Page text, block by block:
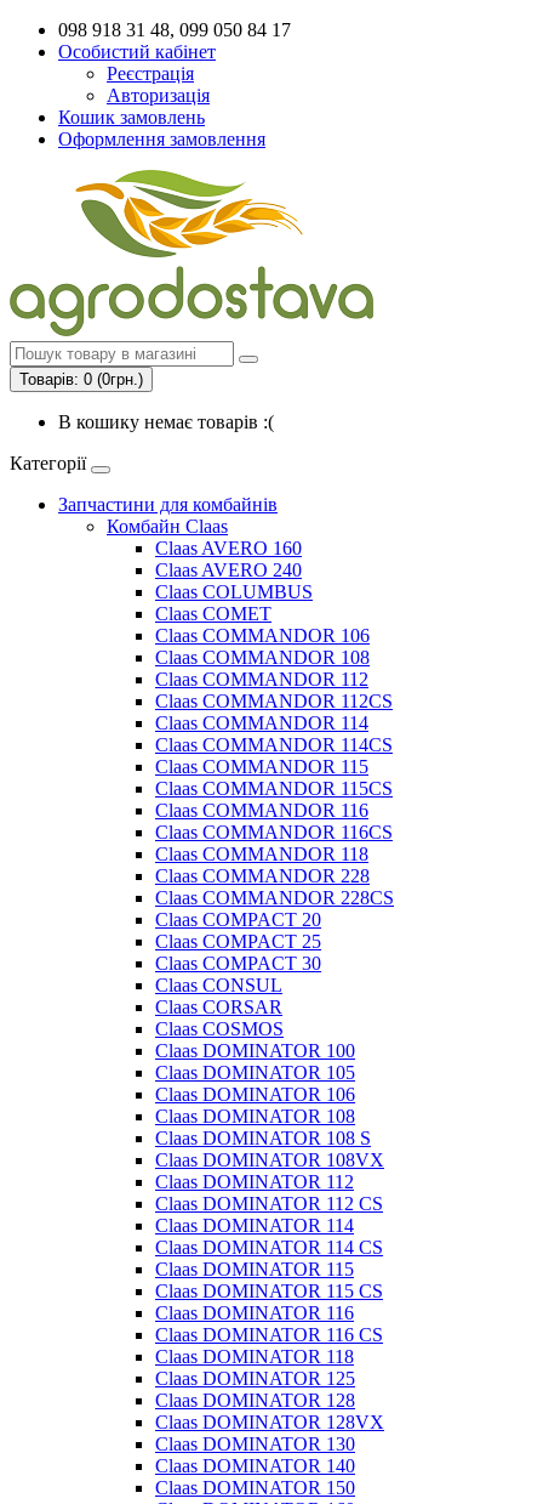
098 918 31 48, 099 050 84 17
Особистий кабінет
Реєстрація
Авторизація
Кошик замовлень
Оформлення замовлення
Товарів: 0 (0грн.)
В кошику немає товарів :(
Категорії
Запчастини для комбайнів
Комбайн Claas
Claas AVERO 160
Claas AVERO 240
Claas COLUMBUS
Claas COMET
Claas COMMANDOR 106
Claas COMMANDOR 108
Claas COMMANDOR 112
Claas COMMANDOR 112CS
Claas COMMANDOR 114
Claas COMMANDOR 114CS
Claas COMMANDOR 115
Claas COMMANDOR 115CS
Claas COMMANDOR 116
Claas COMMANDOR 116CS
Claas COMMANDOR 118
Claas COMMANDOR 228
Claas COMMANDOR 228CS
Claas COMPACT 20
Claas COMPACT 25
Claas COMPACT 30
Claas CONSUL
Claas CORSAR
Claas COSMOS
Claas DOMINATOR 100
Claas DOMINATOR 105
Claas DOMINATOR 106
Claas DOMINATOR 108
Claas DOMINATOR 108 S
Claas DOMINATOR 108VX
Claas DOMINATOR 112
Claas DOMINATOR 112 CS
Claas DOMINATOR 114
Claas DOMINATOR 114 CS
Claas DOMINATOR 115
Claas DOMINATOR 115 CS
Claas DOMINATOR 116
Claas DOMINATOR 116 CS
Claas DOMINATOR 118
Claas DOMINATOR 125
Claas DOMINATOR 128
Claas DOMINATOR 128VX
Claas DOMINATOR 130
Claas DOMINATOR 140
Claas DOMINATOR 150